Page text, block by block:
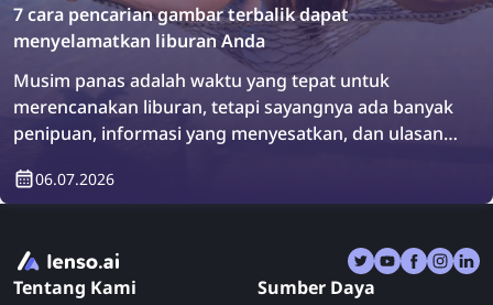
7 cara pencarian gambar terbalik dapat
menyelamatkan liburan Anda
Musim panas adalah waktu yang tepat untuk
merencanakan liburan, tetapi sayangnya ada banyak
penipuan, informasi yang menyesatkan, dan ulasan
salah. Akibatnya, Anda bisa saja pulang dari liburan
dengan perasaan lebih kecewa daripada
gambar terbalik dapat menyelamatkan liburan Anda
untuk selamanya!
06.07.2026
Tentang Kami
Sumber Daya